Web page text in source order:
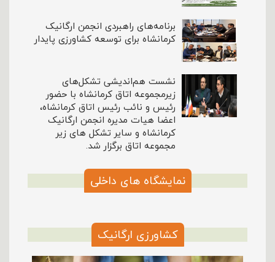
برنامه‌های راهبردی انجمن ارگانیک
کرمانشاه برای توسعه کشاورزی پایدار
نشست هم‌اندیشی‌ تشکل‌های
زیرمجموعه اتاق کرمانشاه با حضور
رئیس و نائب رئیس اتاق کرمانشاه،
اعضا هیات مدیره انجمن ارگانیک
کرمانشاه و سایر تشکل های زیر
مجموعه اتاق برگزار شد.
نمایشگاه های داخلی
کشاورزی ارگانیک